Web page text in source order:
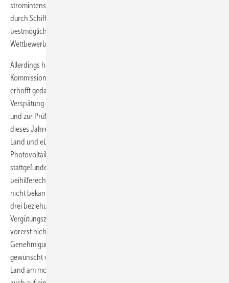
stromintensiver Unternehmen gewährleistet und die Verschmutzung
durch Schiffe im Hafen verringert werden. So bietet die Regelung den
bestmöglichen Gegenwert für das Geld der Steuerzahler. Etwaige
Wettbewerbsverzerrungen werden so gering wie möglich gehalten.“
Allerdings hatte die Verständigung der Bundesregierung mit der EU-
Kommission bis zur nun endlich erfolgten Zustimmung länger als
erhofft gedauert, nachdem das Gesetz bereits mit erheblicher
Verspätung erst kurz vor Inkrafttreten am 1. Januar fertig geworden
und zur Prüfung vorlag. Die Gebotstermine der ersten Ausschreibung
dieses Jahres von Vergütungsrechten für neue Windparkprojekte an
Land und ebenso der ersten Ausschreibung des Jahres für neue
Photovoltaik-Projekte hatten zwar am 1. Februar und am 1. März
stattgefunden. Doch die Bundesnetzagentur durfte vor der
beihilferechtlichen Zustimmung der EU-Kommission die Zuschläge
nicht bekannt geben. Somit warteten die Projektierer nun schon seit
drei beziehungsweise zwei Monaten auf den Bescheid. Ohne die
Vergütungszusage konnten sie den geplanten Bau ihrer Projekte
vorerst nicht weiter vorantreiben. Die beihilferechtliche
Genehmigung kommt nun auch nicht gerade so frühzeitig wie
gewünscht vor der zweiten Ausschreibungsrunde für Windparks an
Land am morgigen 1. Mai. Denn gerne stützen die Bieter ihre Gebote